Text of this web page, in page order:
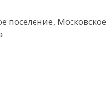
поселение